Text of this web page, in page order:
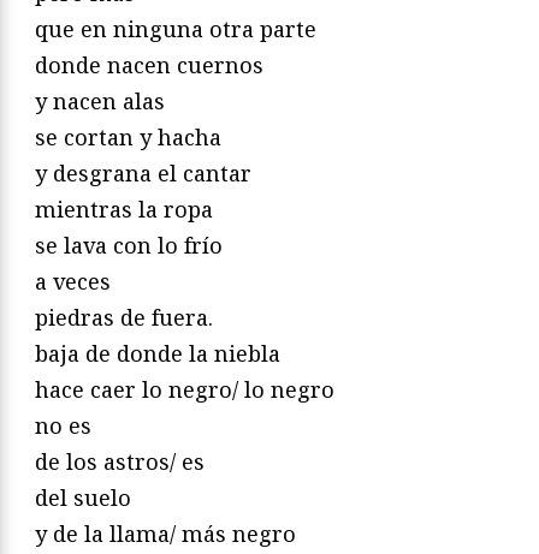
que en ninguna otra parte
donde nacen cuernos
y nacen alas
se cortan y hacha
y desgrana el cantar
mientras la ropa
se lava con lo frío
a veces
piedras de fuera.
baja de donde la niebla
hace caer lo negro/ lo negro
no es
de los astros/ es
del suelo
y de la llama/ más negro